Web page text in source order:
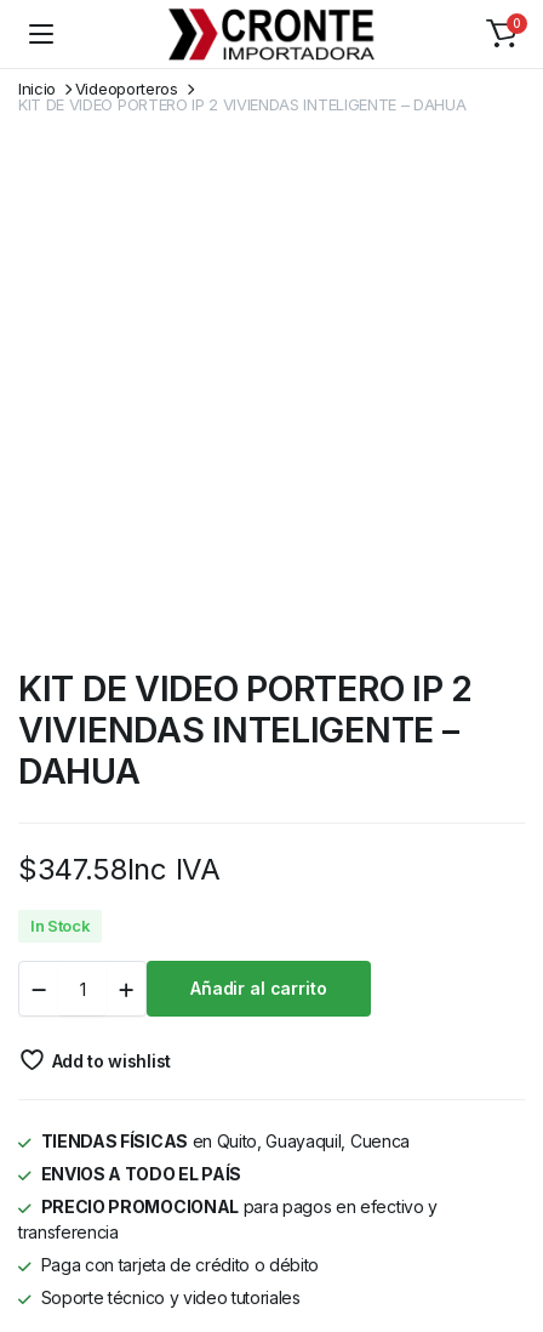
0
Inicio
Videoporteros
KIT DE VIDEO PORTERO IP 2 VIVIENDAS INTELIGENTE – DAHUA
KIT DE VIDEO PORTERO IP 2
VIVIENDAS INTELIGENTE –
DAHUA
$347.58Inc IVA
In Stock
Añadir al carrito
Add to wishlist
TIENDAS FÍSICAS en Quito, Guayaquil, Cuenca
ENVIOS A TODO EL PAÍS
PRECIO PROMOCIONALpara pagos en efectivo y
transferencia
Paga con tarjeta de crédito o débito
Soporte técnico y video tutoriales